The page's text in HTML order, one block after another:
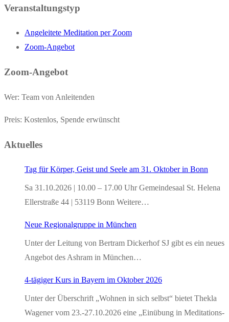
Veranstaltungstyp
Angeleitete Meditation per Zoom
Zoom-Angebot
Zoom-Angebot
Wer: Team von Anleitenden
Preis: Kostenlos, Spende erwünscht
Aktuelles
Tag für Körper, Geist und Seele am 31. Oktober in Bonn
Sa 31.10.2026 | 10.00 – 17.00 Uhr Gemeindesaal St. Helena
Ellerstraße 44 | 53119 Bonn Weitere…
Neue Regionalgruppe in München
Unter der Leitung von Bertram Dickerhof SJ gibt es ein neues
Angebot des Ashram in München…
4-tägiger Kurs in Bayern im Oktober 2026
Unter der Überschrift „Wohnen in sich selbst“ bietet Thekla
Wagener vom 23.-27.10.2026 eine „Einübung in Meditations-